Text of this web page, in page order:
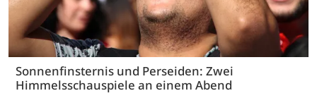
Sonnenfinsternis und Perseiden: Zwei
Himmelsschauspiele an einem Abend